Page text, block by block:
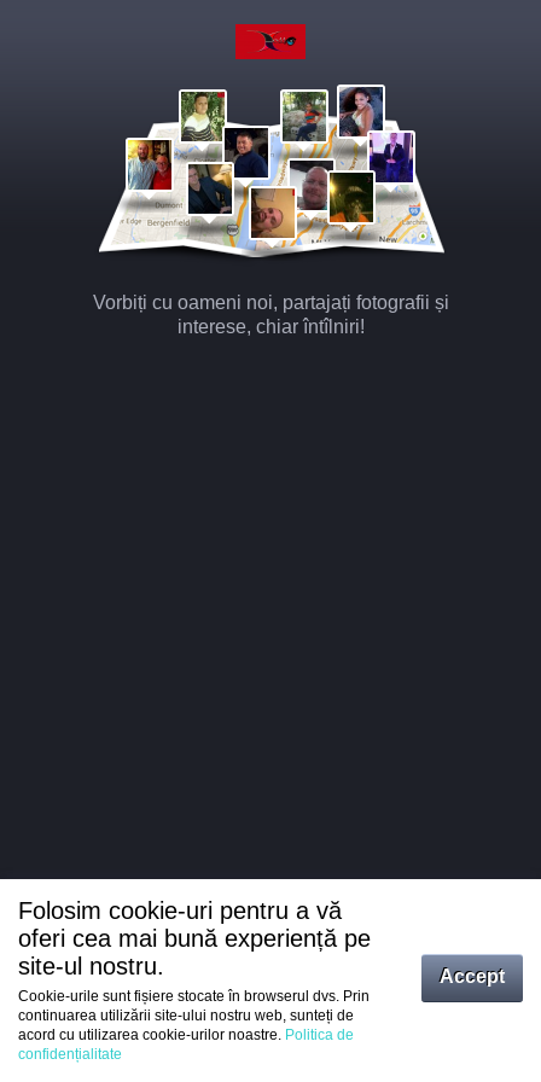
Vorbiți cu oameni noi, partajați fotografii și
interese, chiar întîlniri!
Intrați
Folosim cookie-uri pentru a vă
oferi cea mai bună experiență pe
site-ul nostru.
Cookie-urile sunt fișiere stocate în browserul dvs. Prin
continuarea utilizării site-ului nostru web, sunteți de
acord cu utilizarea cookie-urilor noastre. Politica de
confidențialitate
Accept